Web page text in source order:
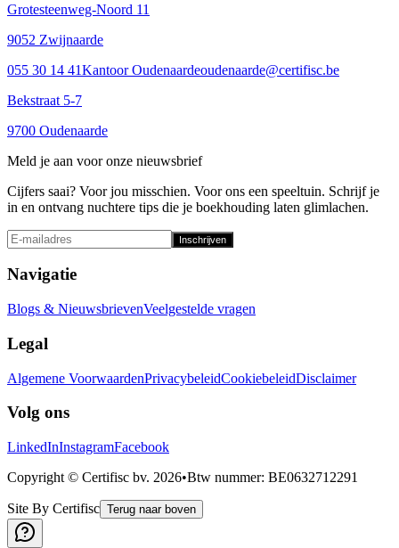
Grotesteenweg-Noord 11
9052 Zwijnaarde
055 30 14 41Kantoor Oudenaardeoudenaarde@certifisc.be
Bekstraat 5-7
9700 Oudenaarde
Meld je aan voor onze nieuwsbrief
Cijfers saai? Voor jou misschien. Voor ons een speeltuin. Schrijf je
in en ontvang nuchtere tips die je boekhouding laten glimlachen.
Inschrijven
Navigatie
Blogs & NieuwsbrievenVeelgestelde vragen
Legal
Algemene VoorwaardenPrivacybeleidCookiebeleidDisclaimer
Volg ons
LinkedInInstagramFacebook
Copyright © Certifisc bv. 2026•Btw nummer: BE0632712291
Site By Certifisc Terug naar boven